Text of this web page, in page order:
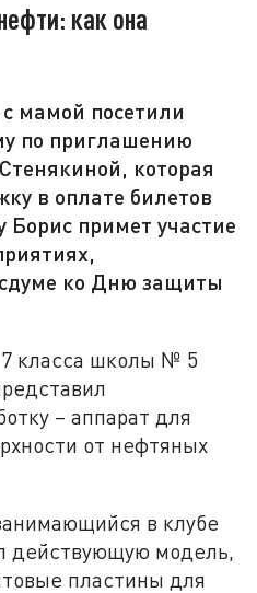
как она
мамой посетили
по приглашению
которая
в оплате билетов
примет участие
ко Дню защиты
класса школы № 5
– аппарат для
от нефтяных
в клубе
действующую модель,
пластины для